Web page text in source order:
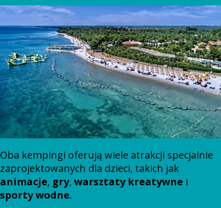
Oba kempingi oferują wiele atrakcji specjalnie
zaprojektowanych dla dzieci, takich jak
animacje, gry, warsztaty kreatywne i
sporty wodne.